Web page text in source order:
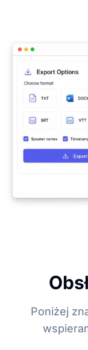
Poniżej